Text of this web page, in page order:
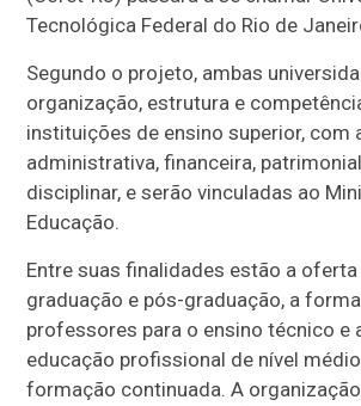
Tecnológica Federal do Rio de
Segundo o projeto, ambas
organização, estrutura e
instituições de ensino superior, com
administrativa, financeira,
disciplinar, e serão vinculadas ao
Educação.
Entre suas finalidades estão a
graduação e pós-graduação, a
professores para o ensino técnico e
educação profissional de nível
formação continuada. A